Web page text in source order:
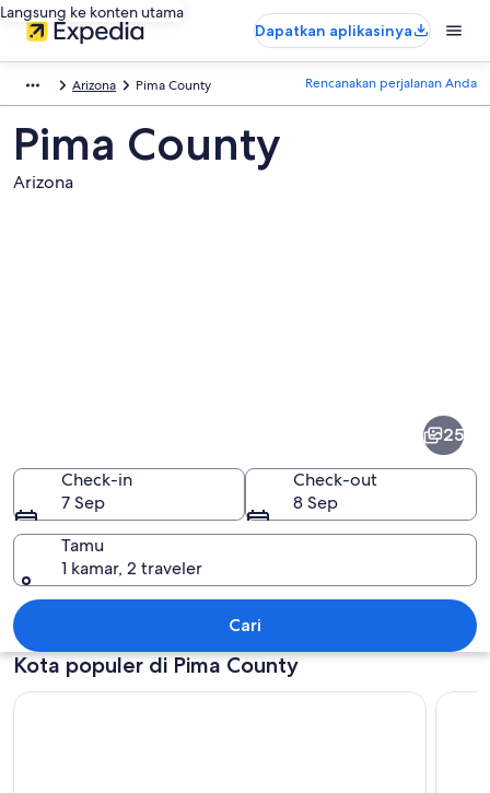
Langsung ke konten utama
Dapatkan aplikasinya
Arizona Pima County Rencanakan perjalanan Anda
Pima County
Arizona
25
Check-in
7 Sep
Check-out
8 Sep
Tamu
1 kamar, 2 traveler
Cari
Kota populer di Pima County